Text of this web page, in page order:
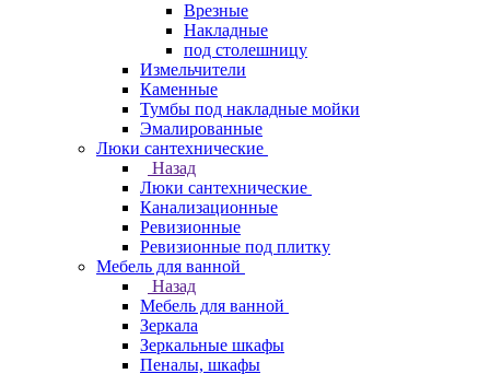
Врезные
Накладные
под столешницу
Измельчители
Каменные
Тумбы под накладные мойки
Эмалированные
Люки сантехнические
Назад
Люки сантехнические
Канализационные
Ревизионные
Ревизионные под плитку
Мебель для ванной
Назад
Мебель для ванной
Зеркала
Зеркальные шкафы
Пеналы, шкафы